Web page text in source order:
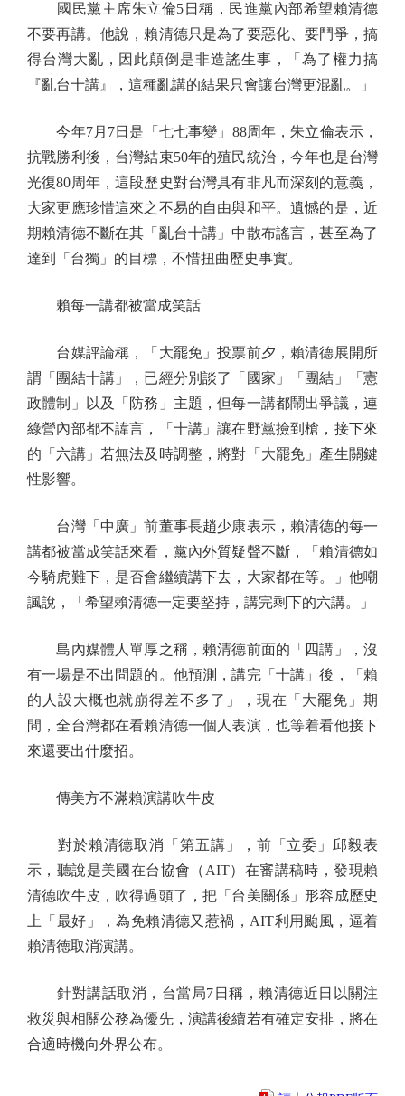
國民黨主席朱立倫5日稱，民進黨內部希望賴清德
不要再講。他說，賴清德只是為了要惡化、要鬥爭，搞
得台灣大亂，因此顛倒是非造謠生事，「為了權力搞
『亂台十講』，這種亂講的結果只會讓台灣更混亂。」
今年7月7日是「七七事變」88周年，朱立倫表示，
抗戰勝利後，台灣結束50年的殖民統治，今年也是台灣
光復80周年，這段歷史對台灣具有非凡而深刻的意義，
大家更應珍惜這來之不易的自由與和平。遺憾的是，近
期賴清德不斷在其「亂台十講」中散布謠言，甚至為了
達到「台獨」的目標，不惜扭曲歷史事實。
賴每一講都被當成笑話
台媒評論稱，「大罷免」投票前夕，賴清德展開所
謂「團結十講」，已經分別談了「國家」「團結」「憲
政體制」以及「防務」主題，但每一講都鬧出爭議，連
綠營內部都不諱言，「十講」讓在野黨撿到槍，接下來
的「六講」若無法及時調整，將對「大罷免」產生關鍵
性影響。
台灣「中廣」前董事長趙少康表示，賴清德的每一
講都被當成笑話來看，黨內外質疑聲不斷，「賴清德如
今騎虎難下，是否會繼續講下去，大家都在等。」他嘲
諷說，「希望賴清德一定要堅持，講完剩下的六講。」
島內媒體人單厚之稱，賴清德前面的「四講」，沒
有一場是不出問題的。他預測，講完「十講」後，「賴
的人設大概也就崩得差不多了」，現在「大罷免」期
間，全台灣都在看賴清德一個人表演，也等着看他接下
來還要出什麼招。
傳美方不滿賴演講吹牛皮
對於賴清德取消「第五講」，前「立委」邱毅表
示，聽說是美國在台協會（AIT）在審講稿時，發現賴
清德吹牛皮，吹得過頭了，把「台美關係」形容成歷史
上「最好」，為免賴清德又惹禍，AIT利用颱風，逼着
賴清德取消演講。
針對講話取消，台當局7日稱，賴清德近日以關注
救災與相關公務為優先，演講後續若有確定安排，將在
合適時機向外界公布。